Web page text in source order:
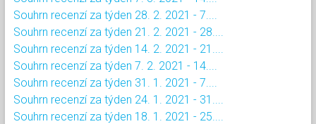
Souhrn recenzí za týden 28. 2. 2021 - 7....
Souhrn recenzí za týden 21. 2. 2021 - 28....
Souhrn recenzí za týden 14. 2. 2021 - 21....
Souhrn recenzí za týden 7. 2. 2021 - 14....
Souhrn recenzí za týden 31. 1. 2021 - 7....
Souhrn recenzí za týden 24. 1. 2021 - 31....
Souhrn recenzí za týden 18. 1. 2021 - 25....